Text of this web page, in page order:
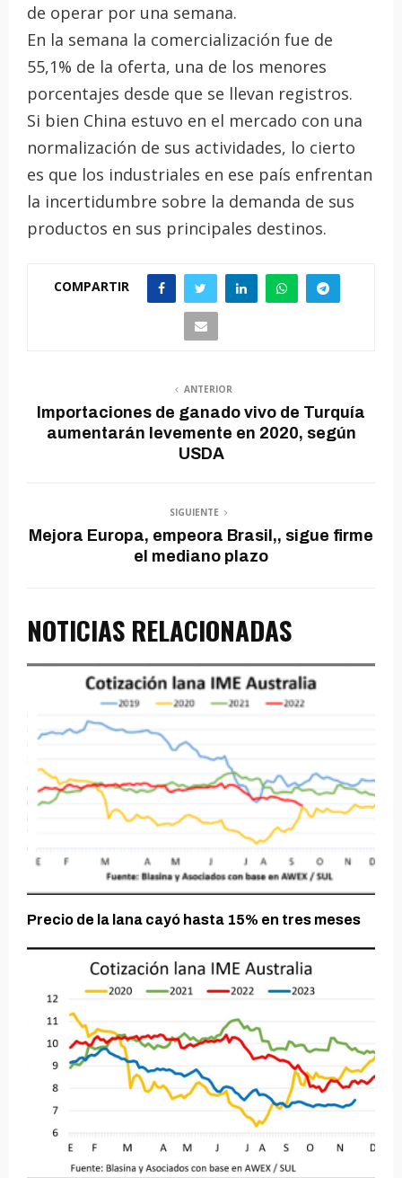
de operar por una semana.
En la semana la comercialización fue de
55,1% de la oferta, una de los menores
porcentajes desde que se llevan registros.
Si bien China estuvo en el mercado con una
normalización de sus actividades, lo cierto
es que los industriales en ese país enfrentan
la incertidumbre sobre la demanda de sus
productos en sus principales destinos.
COMPARTIR
ANTERIOR
Importaciones de ganado vivo de Turquía
aumentarán levemente en 2020, según
USDA
SIGUIENTE
Mejora Europa, empeora Brasil,, sigue firme
el mediano plazo
NOTICIAS RELACIONADAS
Precio de la lana cayó hasta 15% en tres meses